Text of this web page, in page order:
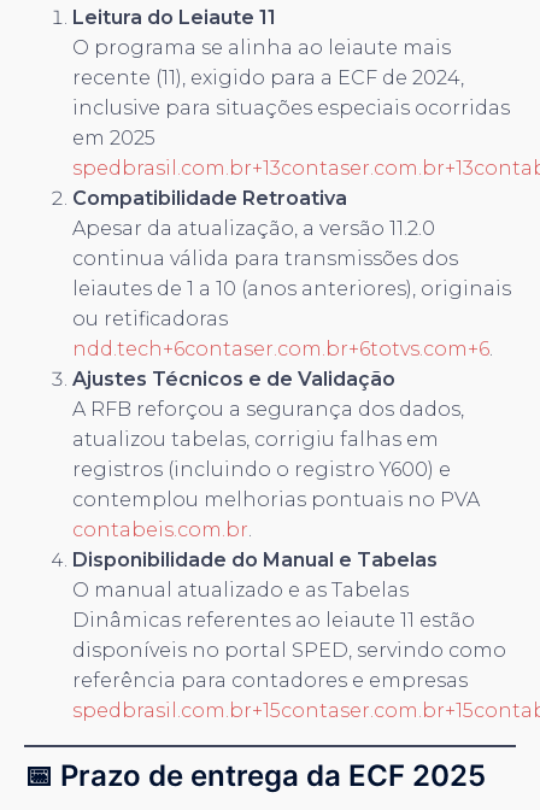
Leitura do Leiaute 11
O programa se alinha ao leiaute mais
recente (11), exigido para a ECF de 2024,
inclusive para situações especiais ocorridas
em 2025
Compatibilidade Retroativa
Apesar da atualização, a versão 11.2.0
continua válida para transmissões dos
leiautes de 1 a 10 (anos anteriores), originais
ou retificadoras
ndd.tech+6contaser.com.br+6totvs.com+6
Ajustes Técnicos e de Validação
A RFB reforçou a segurança dos dados,
atualizou tabelas, corrigiu falhas em
registros (incluindo o registro Y600) e
contemplou melhorias pontuais no PVA
contabeis.com.br
Disponibilidade do Manual e Tabelas
O manual atualizado e as Tabelas
Dinâmicas referentes ao leiaute 11 estão
disponíveis no portal SPED, servindo como
referência para contadores e empresas
📅 Prazo de entrega da ECF 2025